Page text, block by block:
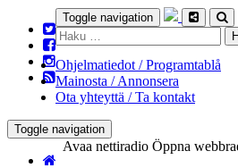
Toggle navigation
Haku:
Ohjelmatiedot / Programtablå
Mainosta / Annonsera
Ota yhteyttä / Ta kontakt
Toggle navigation
Avaa nettiradio Öppna